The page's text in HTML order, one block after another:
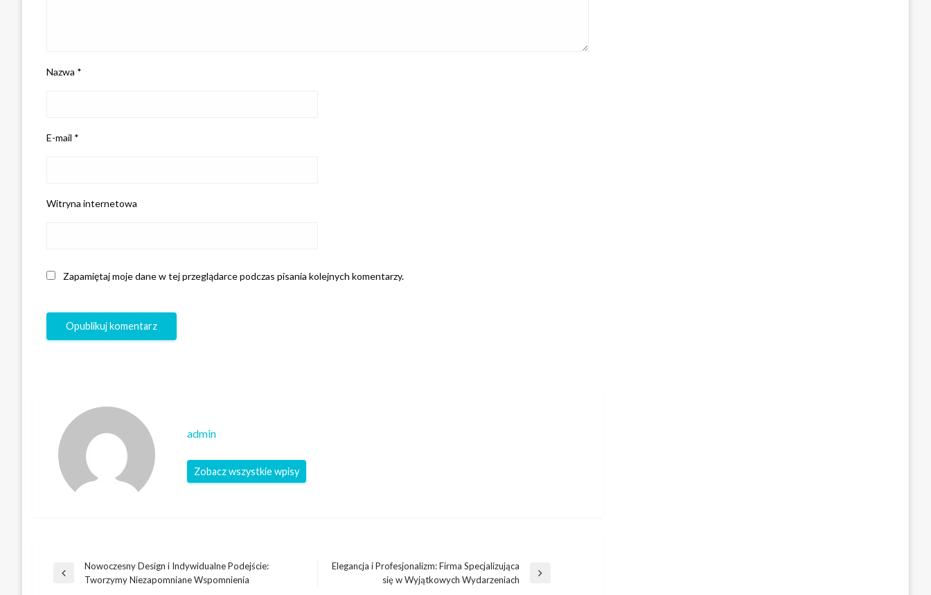
Nazwa *
E-mail *
Witryna internetowa
Zapamiętaj moje dane w tej przeglądarce podczas pisania kolejnych komentarzy.
admin
Zobacz wszystkie wpisy
Nawigacja
Poprzedni
Nowoczesny Design i Indywidualne Podejście:
Tworzymy Niezapomniane Wspomnienia
Elegancja i Profesjonalizm: Firma Specjalizująca
się w Wyjątkowych Wydarzeniach